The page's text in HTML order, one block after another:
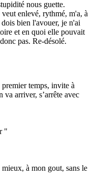
nous guette.
enlevé, rythmé, m'a, à
bien l'avouer, je n'ai
et en quoi elle pouvait
pas. Re-désolé.
temps, invite à
arriver, s’arrête avec
"
à mon gout, sans le